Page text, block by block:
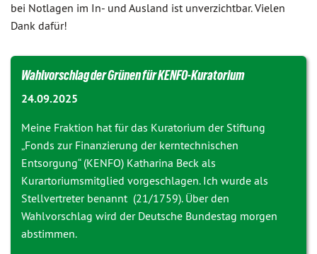
bei Notlagen im In- und Ausland ist unverzichtbar. Vielen
Dank dafür!
Wahlvorschlag der Grünen für KENFO-Kuratorium
24.09.2025
Meine Fraktion hat für das Kuratorium der Stiftung
„Fonds zur Finanzierung der kerntechnischen
Entsorgung“ (KENFO) Katharina Beck als
Kurartoriumsmitglied vorgeschlagen. Ich wurde als
Stellvertreter benannt (21/1759). Über den
Wahlvorschlag wird der Deutsche Bundestag morgen
abstimmen.